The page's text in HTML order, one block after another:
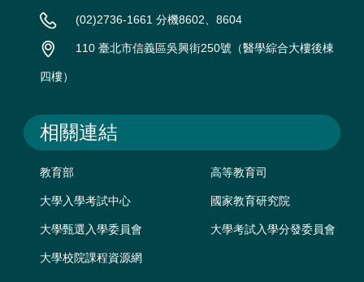
(02)2736-1661 分機8602、8604
110 臺北市信義區吳興街250號（醫學綜合大樓後棟
四樓）
相關連結
教育部 高等教育司
大學入學考試中心 國家教育研究院
大學甄選入學委員會 大學考試入學分發委員會
大學校院課程資源網